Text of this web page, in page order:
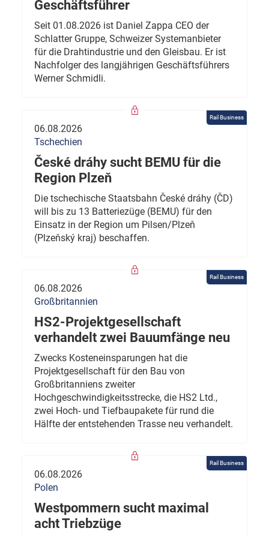
Geschäftsführer
Seit 01.08.2026 ist Daniel Zappa CEO der
Schlatter Gruppe, Schweizer Systemanbieter
für die Drahtindustrie und den Gleisbau. Er ist
Nachfolger des langjährigen Geschäftsführers
Werner Schmidli.
Rail Business
06.08.2026
Tschechien
České dráhy sucht BEMU für die
Region Plzeň
Die tschechische Staatsbahn České dráhy (ČD)
will bis zu 13 Batteriezüge (BEMU) für den
Einsatz in der Region um Pilsen/Plzeň
(Plzeňský kraj) beschaffen.
Rail Business
06.08.2026
Großbritannien
HS2-Projektgesellschaft
verhandelt zwei Bauumfänge neu
Zwecks Kosteneinsparungen hat die
Projektgesellschaft für den Bau von
Großbritanniens zweiter
Hochgeschwindigkeitsstrecke, die HS2 Ltd.,
zwei Hoch- und Tiefbaupakete für rund die
Hälfte der entstehenden Trasse neu verhandelt.
Rail Business
06.08.2026
Polen
Westpommern sucht maximal
acht Triebzüge